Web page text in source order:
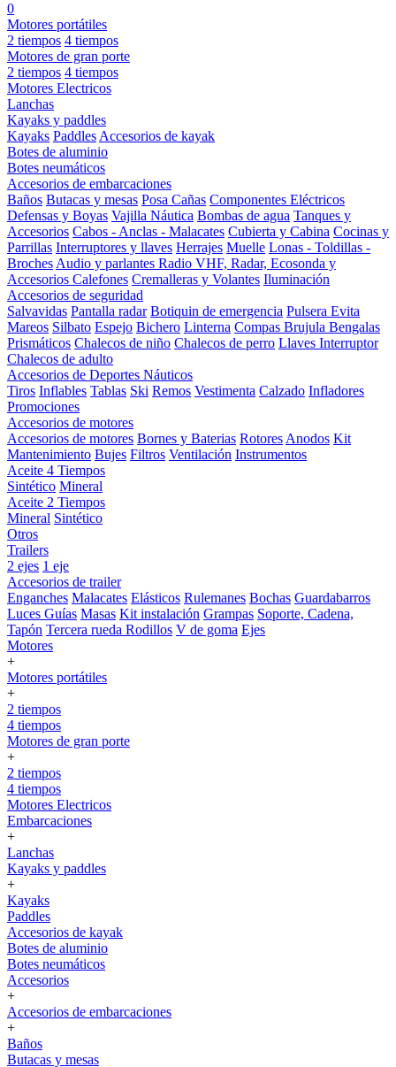
0
Motores portátiles
2 tiempos 4 tiempos
Motores de gran porte
2 tiempos 4 tiempos
Motores Electricos
Lanchas
Kayaks y paddles
Kayaks Paddles Accesorios de kayak
Botes de aluminio
Botes neumáticos
Accesorios de embarcaciones
Baños Butacas y mesas Posa Cañas Componentes Eléctricos
Defensas y Boyas Vajilla Náutica Bombas de agua Tanques y
Accesorios Cabos - Anclas - Malacates Cubierta y Cabina Cocinas y
Parrillas Interruptores y llaves Herrajes Muelle Lonas - Toldillas -
Broches Audio y parlantes Radio VHF, Radar, Ecosonda y
Accesorios Calefones Cremalleras y Volantes Iluminación
Accesorios de seguridad
Salvavidas Pantalla radar Botiquin de emergencia Pulsera Evita
Mareos Silbato Espejo Bichero Linterna Compas Brujula Bengalas
Prismáticos Chalecos de niño Chalecos de perro Llaves Interruptor
Chalecos de adulto
Accesorios de Deportes Náuticos
Tiros Inflables Tablas Ski Remos Vestimenta Calzado Infladores
Promociones
Accesorios de motores
Accesorios de motores Bornes y Baterias Rotores Anodos Kit
Mantenimiento Bujes Filtros Ventilación Instrumentos
Aceite 4 Tiempos
Sintético Mineral
Aceite 2 Tiempos
Mineral Sintético
Otros
Trailers
2 ejes 1 eje
Accesorios de trailer
Enganches Malacates Elásticos Rulemanes Bochas Guardabarros
Luces Guías Masas Kit instalación Grampas Soporte, Cadena,
Tapón Tercera rueda Rodillos V de goma Ejes
Motores
+
Motores portátiles
+
2 tiempos
4 tiempos
Motores de gran porte
+
2 tiempos
4 tiempos
Motores Electricos
Embarcaciones
+
Lanchas
Kayaks y paddles
+
Kayaks
Paddles
Accesorios de kayak
Botes de aluminio
Botes neumáticos
Accesorios
+
Accesorios de embarcaciones
+
Baños
Butacas y mesas